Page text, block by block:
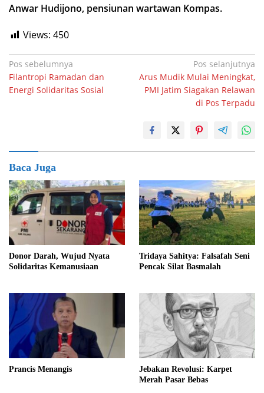
Anwar Hudijono, pensiunan wartawan Kompas.
Views: 450
Navigasi
pos
Pos sebelumnya
Filantropi Ramadan dan
Energi Solidaritas Sosial
Pos selanjutnya
Arus Mudik Mulai Meningkat,
PMI Jatim Siagakan Relawan
di Pos Terpadu
Baca Juga
Donor Darah, Wujud Nyata
Solidaritas Kemanusiaan
Tridaya Sahitya: Falsafah Seni
Pencak Silat Basmalah
Prancis Menangis
Jebakan Revolusi: Karpet
Merah Pasar Bebas